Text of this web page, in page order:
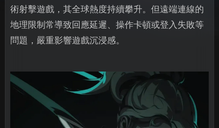
術射擊遊戲，其全球熱度持續攀升。但遠端連線的
地理限制常導致回應延遲、操作卡頓或登入失敗等
問題，嚴重影響遊戲沉浸感。